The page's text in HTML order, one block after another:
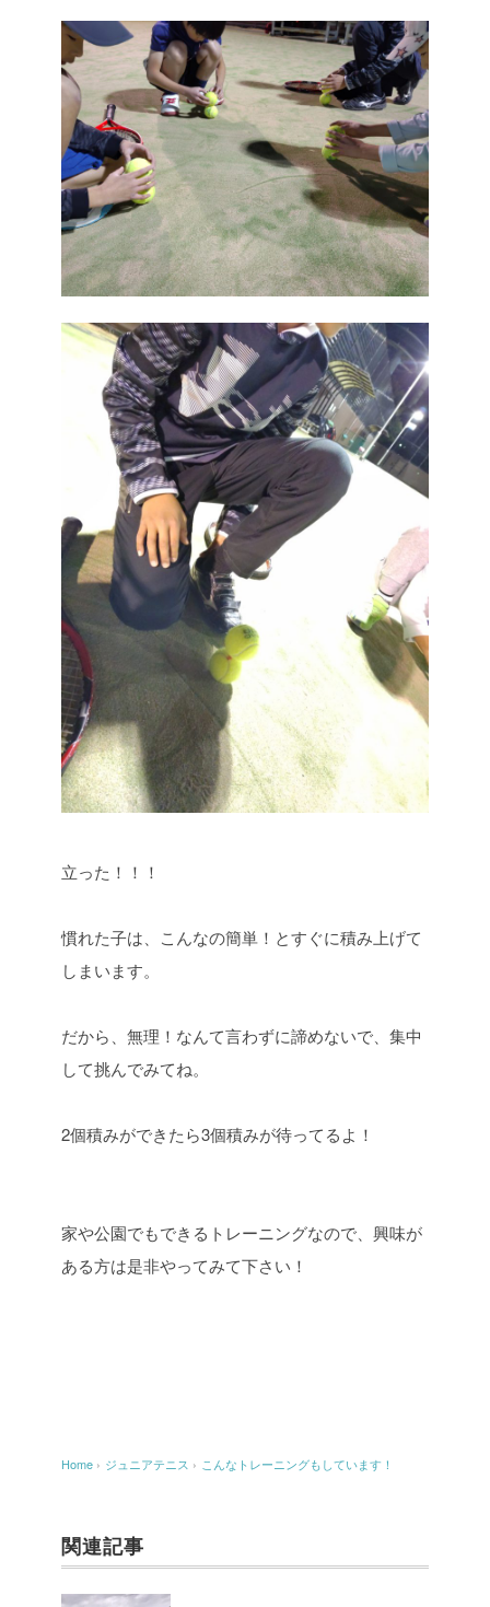
立った！！！
慣れた子は、こんなの簡単！とすぐに積み上げて
しまいます。
だから、無理！なんて言わずに諦めないで、集中
して挑んでみてね。
2個積みができたら3個積みが待ってるよ！
家や公園でもできるトレーニングなので、興味が
ある方は是非やってみて下さい！
Home › ジュニアテニス › こんなトレーニングもしています！
関連記事